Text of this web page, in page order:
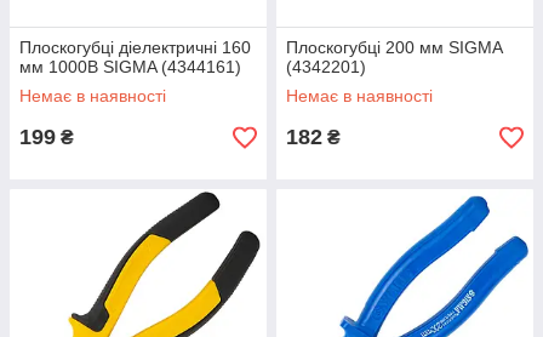
Плоскогубці діелектричні 160
мм 1000В SIGMA (4344161)
Немає в наявності
199 ₴
Плоскогубці 200 мм SIGMA
(4342201)
Немає в наявності
182 ₴